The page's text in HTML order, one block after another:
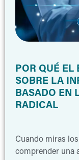
POR QUÉ EL
SOBRE LA
BASADO EN
RADICAL
Cuando miras
comprender una